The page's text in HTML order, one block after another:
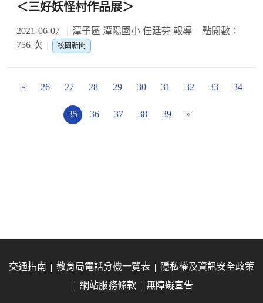
＜三好妖怪村作品展＞
2021-06-07 潭子區 潭陽國小 任廷芬 報導
點閱數：
756 次
校園新聞
« 26 27 28 29 30 31 32 33 34
35 36 37 38 39 »
交通指南 教育局電話分機一覽表
隱私權及資訊安全政策
網站服務條款
無障礙宣告